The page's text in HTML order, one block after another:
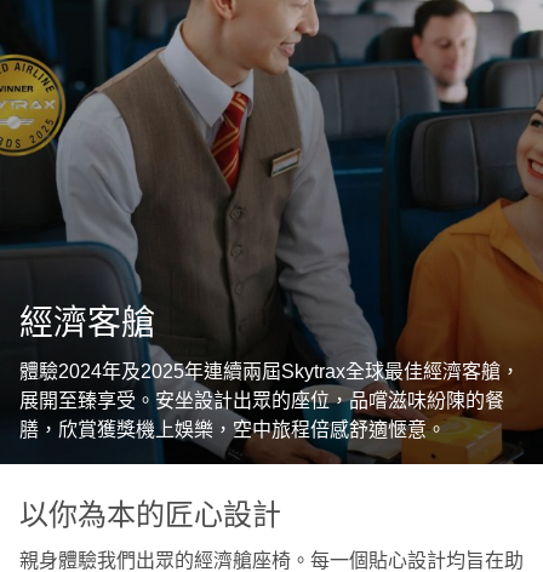
經濟客艙
體驗2024年及2025年連續兩屆Skytrax全球最佳經濟客艙，
展開至臻享受。安坐設計出眾的座位，品嚐滋味紛陳的餐
膳，欣賞獲獎機上娛樂，空中旅程倍感舒適愜意。
以你為本的匠心設計
親身體驗我們出眾的經濟艙座椅。每一個貼心設計均旨在助